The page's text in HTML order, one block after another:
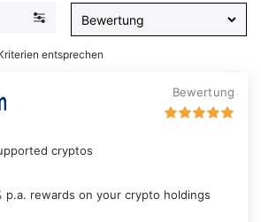
entsprechen
Bewertung
cryptos
p.a. rewards on your crypto holdings